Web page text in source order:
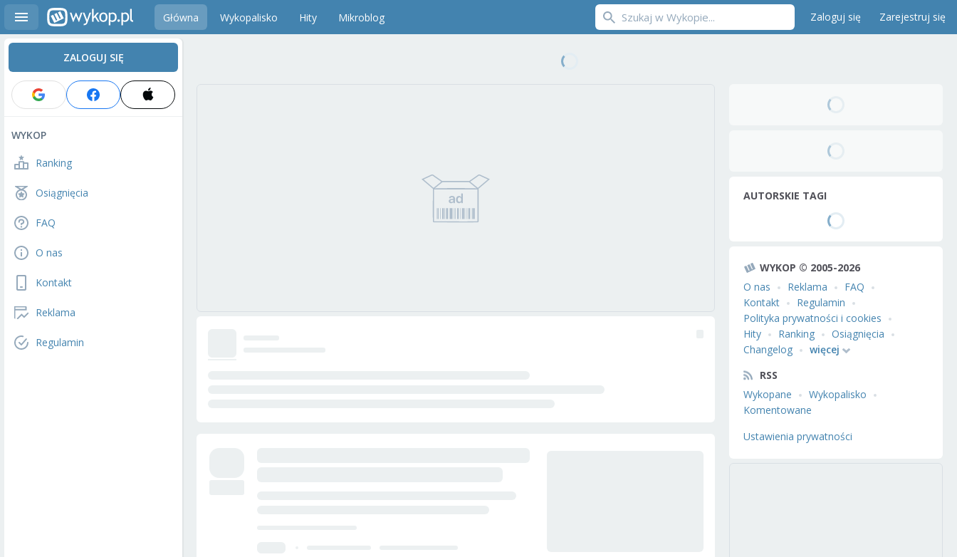
Główna Wykopalisko Hity Mikroblog Zaloguj się Zarejestruj się
ZALOGUJ SIĘ
WYKOP
Ranking
Osiągnięcia
FAQ
O nas
Kontakt
Reklama
Regulamin
AUTORSKIE TAGI
WYKOP © 2005-2026
O nas
Reklama
FAQ
Kontakt
Regulamin
Polityka prywatności i cookies
Hity
Ranking
Osiągnięcia
Changelog
więcej
RSS
Wykopane
Wykopalisko
Komentowane
Ustawienia prywatności